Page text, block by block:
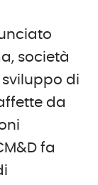
società
di
da
fa